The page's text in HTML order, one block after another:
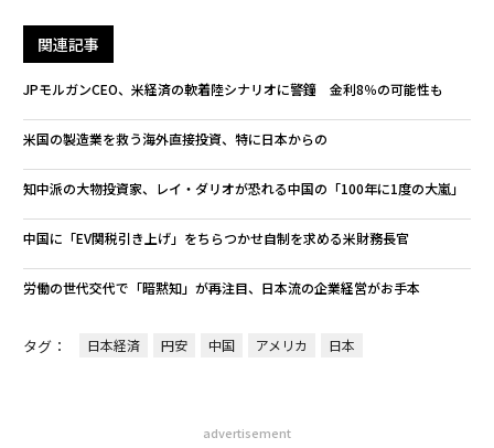
関連記事
JPモルガンCEO、米経済の軟着陸シナリオに警鐘 金利8％の可能性も
米国の製造業を救う海外直接投資、特に日本からの
知中派の大物投資家、レイ・ダリオが恐れる中国の「100年に1度の大嵐」
中国に「EV関税引き上げ」をちらつかせ自制を求める米財務長官
労働の世代交代で「暗黙知」が再注目、日本流の企業経営がお手本
タグ： 日本経済 円安 中国 アメリカ 日本
advertisement